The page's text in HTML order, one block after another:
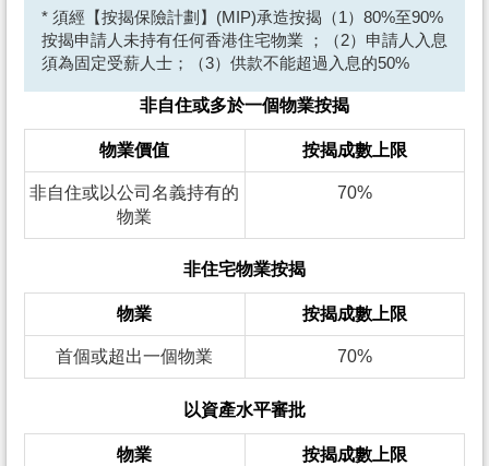
* 須經【按揭保險計劃】(MIP)承造按揭（1）80%至90%
按揭申請人未持有任何香港住宅物業 ；（2）申請人入息
須為固定受薪人士；（3）供款不能超過入息的50%
非自住或多於一個物業按揭
物業價值 按揭成數上限
非自住或以公司名義持有的
物業
70%
非住宅物業按揭
物業 按揭成數上限
首個或超出一個物業 70%
以資產水平審批
物業 按揭成數上限